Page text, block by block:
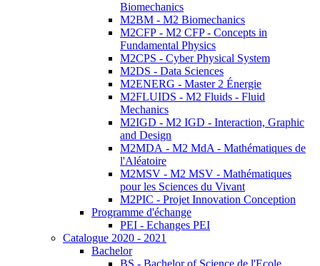
Biomechanics
M2BM - M2 Biomechanics
M2CFP - M2 CFP - Concepts in
Fundamental Physics
M2CPS - Cyber Physical System
M2DS - Data Sciences
M2ENERG - Master 2 Énergie
M2FLUIDS - M2 Fluids - Fluid
Mechanics
M2IGD - M2 IGD - Interaction, Graphic
and Design
M2MDA - M2 MdA - Mathématiques de
l'Aléatoire
M2MSV - M2 MSV - Mathématiques
pour les Sciences du Vivant
M2PIC - Projet Innovation Conception
Programme d'échange
PEI - Echanges PEI
Catalogue 2020 - 2021
Bachelor
BS - Bachelor of Science de l'Ecole